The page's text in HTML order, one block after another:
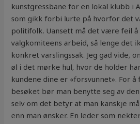
kunstgressbane for en lokal klubb i
som gikk forbi lurte på hvorfor det
politifolk. Uansett må det være feil
valgkomiteens arbeid, så lenge det
konkret varslingssak. Jeg gad vide,
øl i det mørke hul, hvor de holder
kundene dine er «forsvunnet». For å
besøket bør man benytte seg av
selv om det betyr at man kanskje
enn man ønsker. En leder som